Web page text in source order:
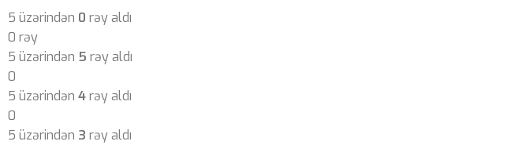
5 üzərindən 0 rəy aldı
0 rəy
5 üzərindən 5 rəy aldı
0
5 üzərindən 4rəy aldı
0
5 üzərindən 3 rəy aldı